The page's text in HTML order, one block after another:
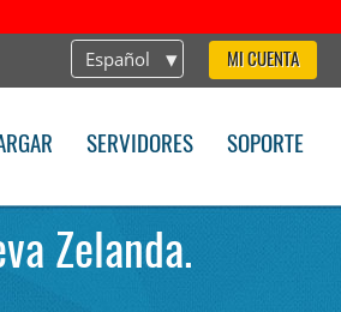
Español MI CUENTA
SERVIDORES SOPORTE
Zelanda.